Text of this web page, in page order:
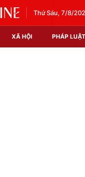
Thứ Sáu, 7/8/
XÃ HỘI PHÁP LUẬT